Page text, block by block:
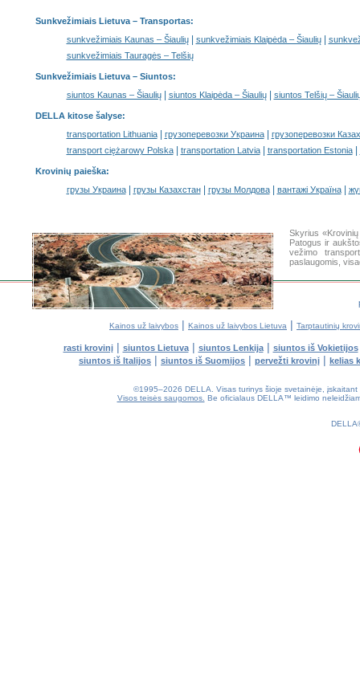
Sunkvežimiais Lietuva– Transportas:
sunkvežimiais Kaunas – Šiaulių| sunkvežimiais Klaipėda – Šiaulių|
sunkvežimiais Tauragės – Telšių
Sunkvežimiais Lietuva – Siuntos:
siuntos Kaunas – Šiaulių| siuntos Klaipėda – Šiaulių| siuntos Telšių –
DELLA kitose šalyse:
transportation Lithuania| грузоперевозки Украина|
грузоперевозки
transport ciężarowy Polska| transportation Latvia| transportation Estonia|
Krovinių paieška:
грузы Украина| грузы Казахстан| грузы Молдова| вантажі Україна|
Skyrius
Patogus ir
vežimo
paslaugomis,
Kainos už laivybos | Kainos už laivybos Lietuva | Tarptautinių
rasti krovinį| siuntos Lietuva| siuntos Lenkija| siuntos iš Vokietijos
siuntos iš Italijos | siuntos iš Suomijos | pervežti krovinį | kelias
©1995–2026 DELLA. Visas turinys šioje svetainėje,
Visos teisės saugomos. Be oficialaus DELLA™ leidimo